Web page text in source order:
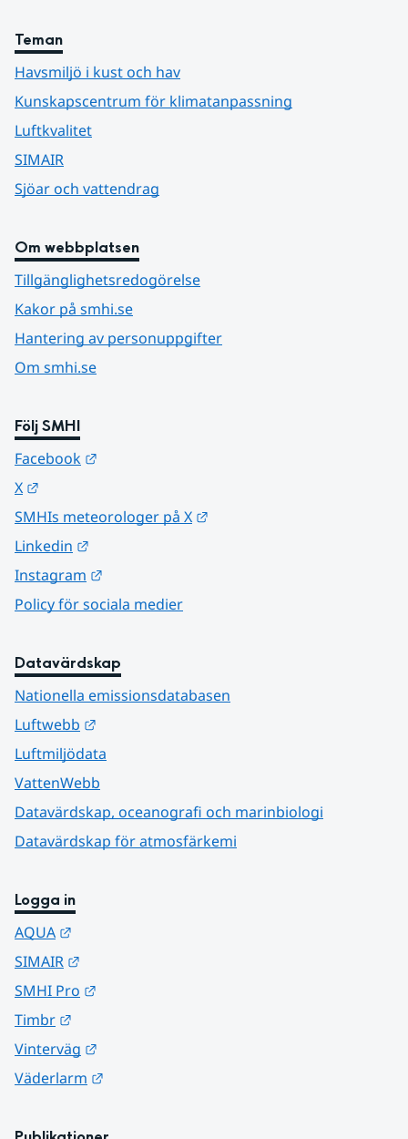
Teman
Havsmiljö i kust och hav
Kunskapscentrum för klimatanpassning
Luftkvalitet
SIMAIR
Sjöar och vattendrag
Om webbplatsen
Tillgänglighetsredogörelse
Kakor på smhi.se
Hantering av personuppgifter
Om smhi.se
Följ SMHI
Facebook
X
SMHIs meteorologer på X
Linkedin
Instagram
Policy för sociala medier
Datavärdskap
Nationella emissionsdatabasen
Luftwebb
Luftmiljödata
VattenWebb
Datavärdskap, oceanografi och marinbiologi
Datavärdskap för atmosfärkemi
Logga in
AQUA
SIMAIR
SMHI Pro
Timbr
Vinterväg
Väderlarm